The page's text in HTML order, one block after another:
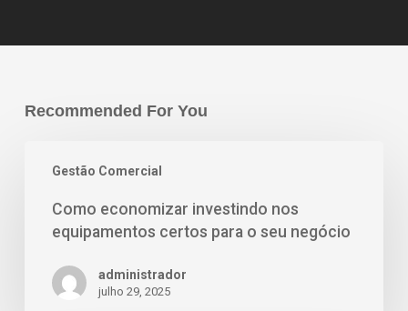
Recommended For You
Gestão Comercial
Como economizar investindo nos
equipamentos certos para o seu negócio
administrador
julho 29, 2025